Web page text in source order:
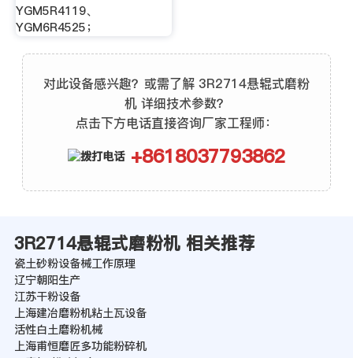
YGM5R4119、
YGM6R4525；
对此设备感兴趣？或需了解 3R2714悬辊式磨粉
机 详细技术参数？
点击下方电话直接咨询厂家工程师：
+8618037793862
3R2714悬辊式磨粉机 相关推荐
瓷土砂粉设备械工作原理
辽宁朝阳生产
江苏干粉设备
上海建冶磨粉机粘土瓦设备
活性白土磨粉机械
上海甫恒磨匠多功能粉碎机